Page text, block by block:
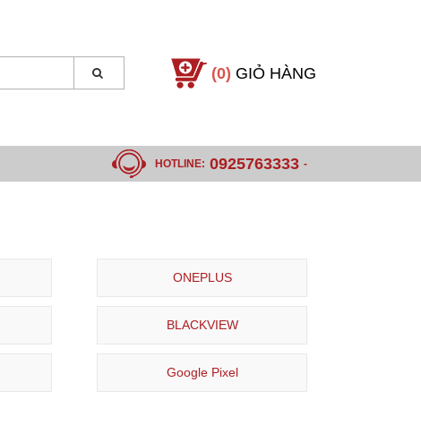
(0) GIỎ HÀNG
HOTLINE: 0925763333 -
ONEPLUS
BLACKVIEW
Google Pixel